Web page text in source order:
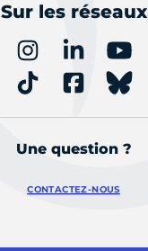
Sur les réseaux
Une question ?
CONTACTEZ-NOUS